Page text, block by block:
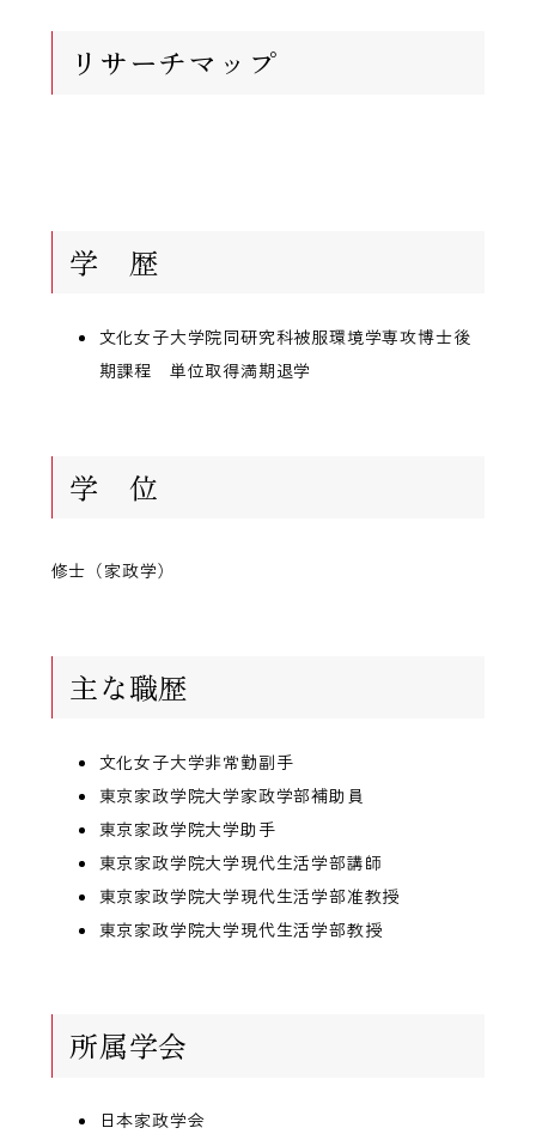
リサーチマップ
学 歴
文化女子大学院同研究科被服環境学専攻博士後
期課程 単位取得満期退学
学 位
修士（家政学）
主な職歴
文化女子大学非常勤副手
東京家政学院大学家政学部補助員
東京家政学院大学助手
東京家政学院大学現代生活学部講師
東京家政学院大学現代生活学部准教授
東京家政学院大学現代生活学部教授
所属学会
日本家政学会